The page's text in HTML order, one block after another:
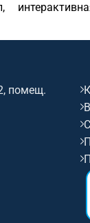
разрешение:
(16:9),
яркость:
помещ.